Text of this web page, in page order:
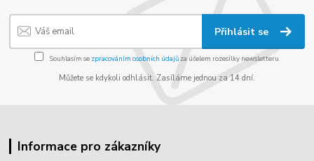
Přihlásit se
Souhlasím se zpracováním osobních údajůza účelem rozesílky newsletteru.
Můžete se kdykoli odhlásit. Zasíláme jednou za 14 dní.
Informace pro zákazníky